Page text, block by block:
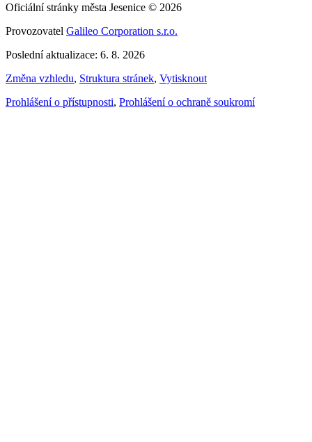
Oficiální stránky města Jesenice © 2026
Provozovatel Galileo Corporation s.r.o.
Poslední aktualizace: 6. 8. 2026
Změna vzhledu, Struktura stránek, Vytisknout
Prohlášení o přístupnosti, Prohlášení o ochraně soukromí